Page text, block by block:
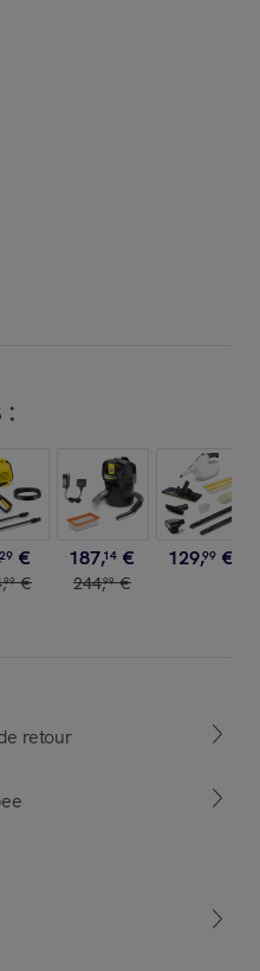
:
29 €
,99 €
187,14 €
244,99 €
129,99 €
retour